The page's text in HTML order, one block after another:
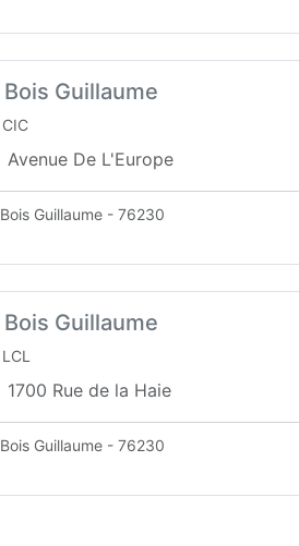
Bois Guillaume
CIC
Avenue De L'Europe
Bois Guillaume - 76230
Bois Guillaume
LCL
1700 Rue de la Haie
Bois Guillaume - 76230